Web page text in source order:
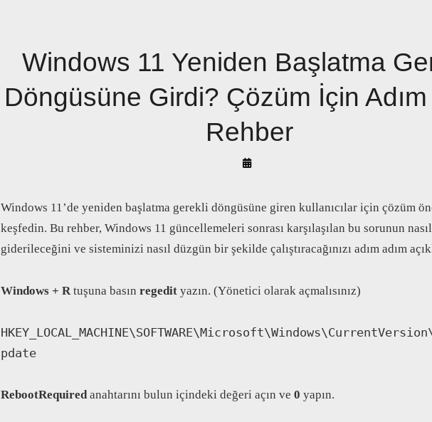
Windows 11 Yeniden Başlatma
Döngüsüne Girdi? Çözüm İçin Adım
Rehber
By
Windows 11’de yeniden başlatma gerekli döngüsüne giren kullanıcılar için çözüm
keşfedin. Bu rehber, Windows 11 güncellemeleri sonrası karşılaşılan bu sorunun nasıl
giderileceğini ve sisteminizi nasıl düzgün bir şekilde çalıştıracağınızı adım adım
Windows + R tuşuna basın regedit yazın. (Yönetici olarak açmalısınız)
pdate
RebootRequiredanahtarını bulun içindeki değeri açın ve 0 yapın.
Yazı
gezinmesi